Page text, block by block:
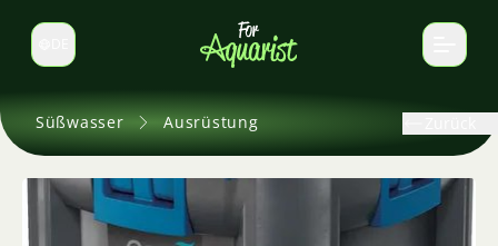
Sprache wechseln
Süßwasser Ausrüstung